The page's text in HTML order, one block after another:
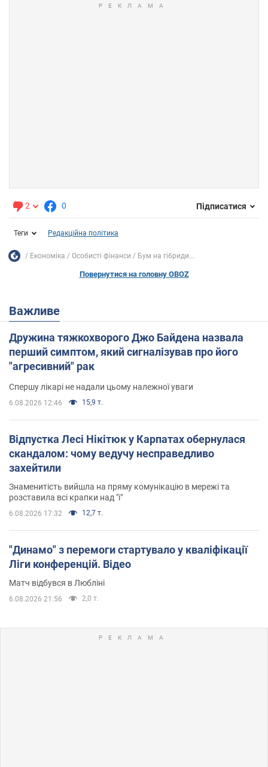
2 0 Підписатися
Теги Редакційна політика
Економіка Особисті фінанси Бум на гібриди...
Повернутися на головну OBOZ
Важливе
Дружина тяжкохворого Джо Байдена назвала
перший симптом, який сигналізував про його
"агресивний" рак
Спершу лікарі не надали цьому належної уваги
6.08.2026 12:46 15,9 т.
Відпустка Лесі Нікітюк у Карпатах обернулася
скандалом: чому ведучу несправедливо
захейтили
Знаменитість вийшла на пряму комунікацію в мережі та
розставила всі крапки над "і"
6.08.2026 17:32 12,7 т.
"Динамо" з перемоги стартувало у кваліфікації
Ліги конференцій. Відео
Матч відбувся в Любліні
6.08.2026 21:56 2,0 т.